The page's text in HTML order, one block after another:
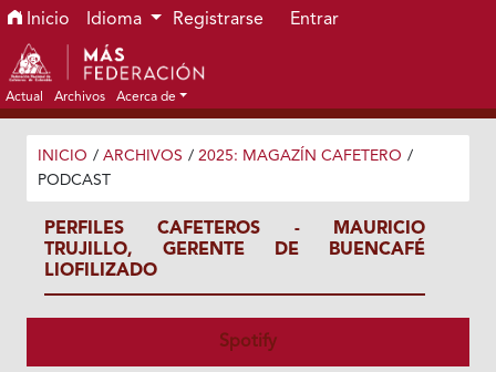
Ir al menú de navegación principal
Ir al contenido principal
Ir al pie de página del sitio
Inicio Idioma Registrarse Entrar
Actual Archivos Acerca de
INICIO / ARCHIVOS / 2025: MAGAZÍN CAFETERO /
PODCAST
PERFILES CAFETEROS - MAURICIO
TRUJILLO, GERENTE DE BUENCAFÉ
LIOFILIZADO
Spotify